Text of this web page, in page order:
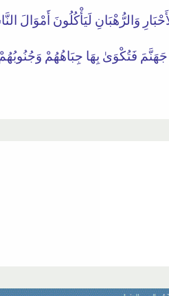
الْأَحْبَارِ وَالرُّهْبَانِ لَيَأْكُلُونَ